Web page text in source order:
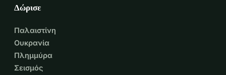
και τις μελλοντικές γενιές. Βοηθήστε μας να κάνουμε τους
σας.Για οποιαδήποτε άλλη λεπτομέρεια παρακαλώ
επικοινωνήστε: - thekiddsociety@gmail.com
Δώρισε
Παλαιστίνη
Ουκρανία
Πλημμύρα
Σεισμός